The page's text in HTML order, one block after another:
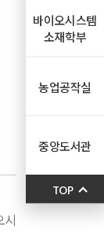
시
바이오시스템
소재학부
농업공작실
중앙도서관
TOP